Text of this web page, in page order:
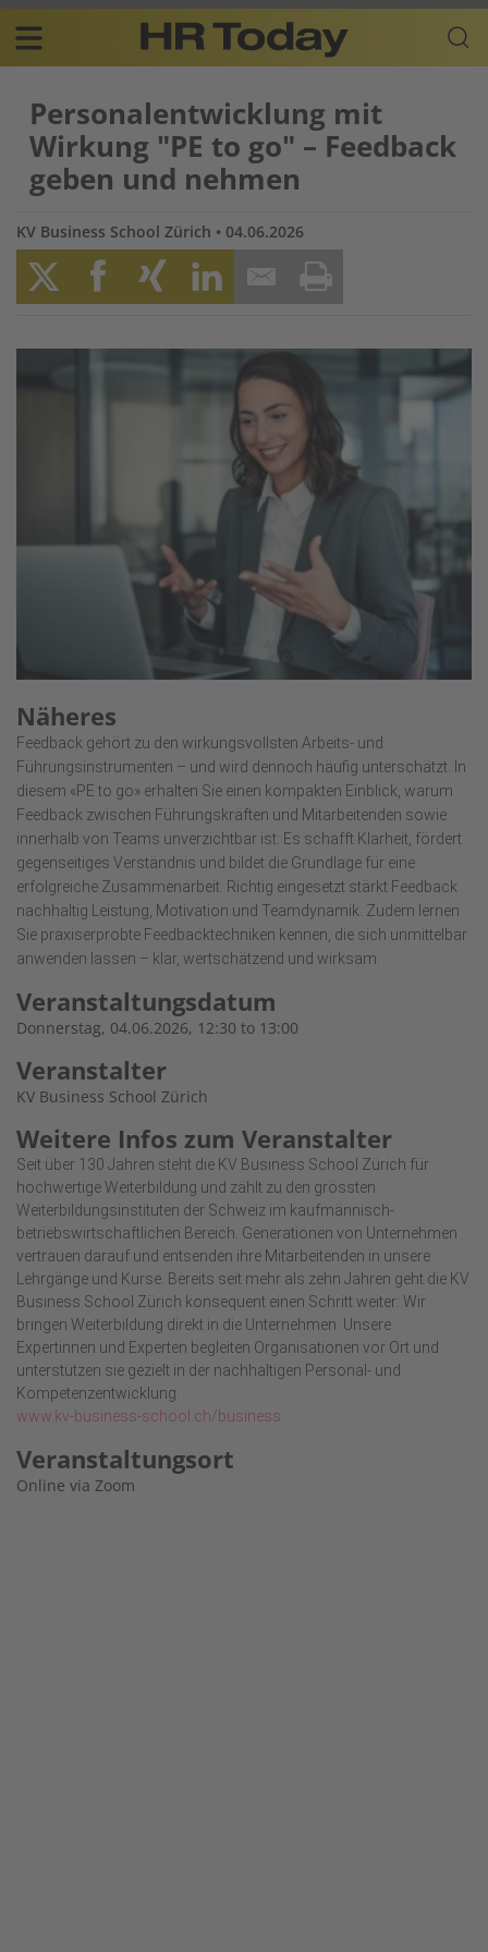
Skip
content
Plattform
für
Resources
navigation
DE
Personalentwicklung mit
Wirkung "PE to go" – Feedback
geben und nehmen
KV Business School Zürich • 04.06.2026
Näheres
Feedback gehört zu den wirkungsvollsten Arbeits- und
Führungsinstrumenten – und wird dennoch häufig unterschätzt. In
diesem «PE to go» erhalten Sie einen kompakten Einblick, warum
Feedback zwischen Führungskräften und Mitarbeitenden sowie
innerhalb von Teams unverzichtbar ist: Es schafft Klarheit, fördert
gegenseitiges Verständnis und bildet die Grundlage für eine
erfolgreiche Zusammenarbeit. Richtig eingesetzt stärkt Feedback
nachhaltig Leistung, Motivation und Teamdynamik. Zudem lernen
Sie praxiserprobte Feedbacktechniken kennen, die sich unmittelbar
anwenden lassen – klar, wertschätzend und wirksam.
Veranstaltungsdatum
Donnerstag, 04.06.2026, 12:30 to 13:00
Veranstalter
KV Business School Zürich
Weitere Infos zum Veranstalter
Seit über 130 Jahren steht die KV Business School Zürich für
hochwertige Weiterbildung und zählt zu den grössten
Weiterbildungsinstituten der Schweiz im kaufmännisch-
betriebswirtschaftlichen Bereich. Generationen von Unternehmen
vertrauen darauf und entsenden ihre Mitarbeitenden in unsere
Lehrgänge und Kurse. Bereits seit mehr als zehn Jahren geht die KV
Business School Zürich konsequent einen Schritt weiter: Wir
bringen Weiterbildung direkt in die Unternehmen. Unsere
Expertinnen und Experten begleiten Organisationen vor Ort und
unterstützen sie gezielt in der nachhaltigen Personal- und
Kompetenzentwicklung.
www.kv-business-school.ch/business
Veranstaltungsort
Online via Zoom